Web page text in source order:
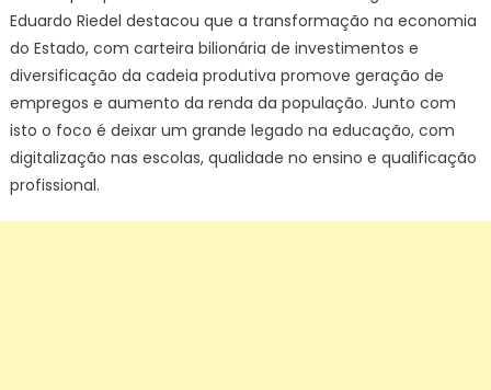
Eduardo Riedel destacou que a transformação na economia
do Estado, com carteira bilionária de investimentos e
diversificação da cadeia produtiva promove geração de
empregos e aumento da renda da população. Junto com
isto o foco é deixar um grande legado na educação, com
digitalização nas escolas, qualidade no ensino e qualificação
profissional.